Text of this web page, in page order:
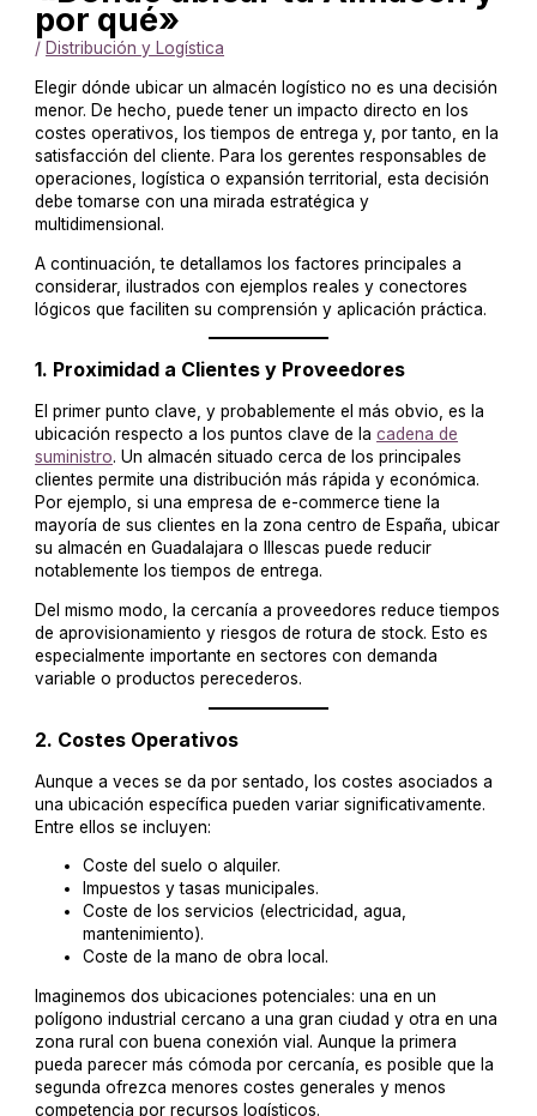
por qué»
/ Distribución y Logística
Elegir dónde ubicar un almacén logístico no es una decisión
menor. De hecho, puede tener un impacto directo en los
costes operativos, los tiempos de entrega y, por tanto, en la
satisfacción del cliente. Para los gerentes responsables de
operaciones, logística o expansión territorial, esta decisión
debe tomarse con una mirada estratégica y
multidimensional.
A continuación, te detallamos los factores principales a
considerar, ilustrados con ejemplos reales y conectores
lógicos que faciliten su comprensión y aplicación práctica.
1. Proximidad a Clientes y Proveedores
El primer punto clave, y probablemente el más obvio, es la
ubicación respecto a los puntos clave de lacadena de
suministro. Un almacén situado cerca de los principales
clientes permite una distribución más rápida y económica.
Por ejemplo, si una empresa de e-commerce tiene la
mayoría de sus clientes en la zona centro de España, ubicar
su almacén en Guadalajara o Illescas puede reducir
notablemente los tiempos de entrega.
Del mismo modo, la cercanía a proveedores reduce tiempos
de aprovisionamiento y riesgos de rotura de stock. Esto es
especialmente importante en sectores con demanda
variable o productos perecederos.
2. Costes Operativos
Aunque a veces se da por sentado, los costes asociados a
una ubicación específica pueden variar significativamente.
Entre ellos se incluyen:
Coste del suelo o alquiler.
Impuestos y tasas municipales.
Coste de los servicios (electricidad, agua,
mantenimiento).
Coste de la mano de obra local.
Imaginemos dos ubicaciones potenciales: una en un
polígono industrial cercano a una gran ciudad y otra en una
zona rural con buena conexión vial. Aunque la primera
pueda parecer más cómoda por cercanía, es posible que la
segunda ofrezca menores costes generales y menos
competencia por recursos logísticos.